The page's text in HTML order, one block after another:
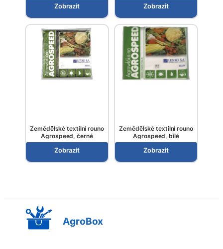
Zobrazit Zobrazit
Zemědělské textilní rouno
Agrospeed, černé
Zobrazit
Zemědělské textilní rouno
Agrospeed, bílé
Zobrazit
AgroBox